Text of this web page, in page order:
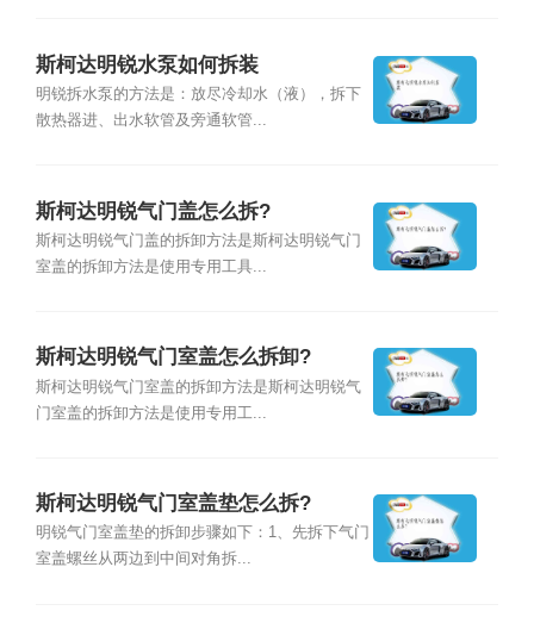
斯柯达明锐水泵如何拆装
明锐拆水泵的方法是：放尽冷却水（液），拆下
散热器进、出水软管及旁通软管...
斯柯达明锐气门盖怎么拆?
斯柯达明锐气门盖的拆卸方法是斯柯达明锐气门
室盖的拆卸方法是使用专用工具...
斯柯达明锐气门室盖怎么拆卸?
斯柯达明锐气门室盖的拆卸方法是斯柯达明锐气
门室盖的拆卸方法是使用专用工...
斯柯达明锐气门室盖垫怎么拆?
明锐气门室盖垫的拆卸步骤如下：1、先拆下气门
室盖螺丝从两边到中间对角拆...